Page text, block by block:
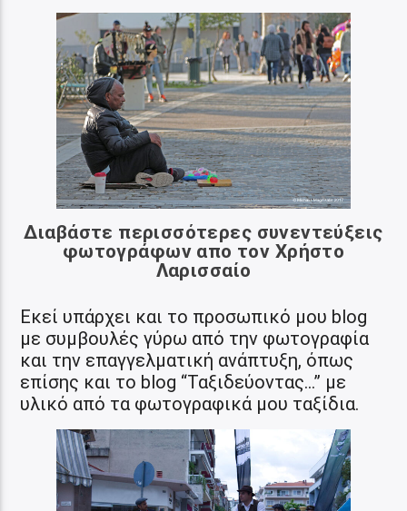
Διαβάστε περισσότερες συνεντεύξεις
φωτογράφων απο τον Χρήστο
Λαρισσαίο
Εκεί υπάρχει και το προσωπικό μου blog
με συμβουλές γύρω από την φωτογραφία
και την επαγγελματική ανάπτυξη, όπως
επίσης και το blog “Ταξιδεύοντας…” με
υλικό από τα φωτογραφικά μου ταξίδια.